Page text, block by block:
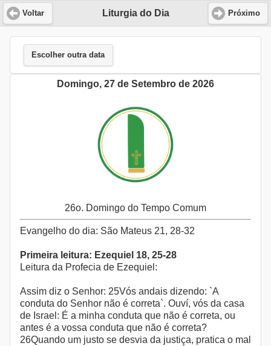
Liturgia do Dia
Voltar Próximo
Escolher outra data
Domingo, 27 de Setembro de 2026
26o. Domingo do Tempo Comum
Evangelho do dia: São Mateus 21, 28-32
Primeira leitura: Ezequiel 18, 25-28
Leitura da Profecia de Ezequiel:
Assim diz o Senhor: 25Vós andais dizendo: `A
conduta do Senhor não é correta`. Ouví, vós da casa
de Israel: É a minha conduta que não é correta, ou
antes é a vossa conduta que não é correta?
26Quando um justo se desvia da justiça, pratica o mal